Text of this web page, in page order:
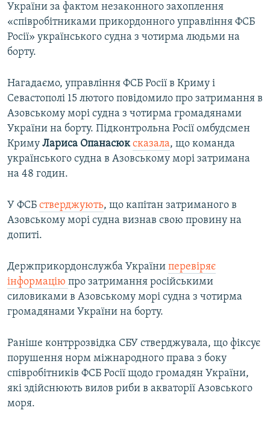
України за фактом незаконного захоплення
«співробітниками прикордонного управління ФСБ
Росії» українського судна з чотирма людьми на
борту.
Нагадаємо, управління ФСБ Росії в Криму і
Севастополі 15 лютого повідомило про затримання в
Азовському морі судна з чотирма громадянами
України на борту. Підконтрольна Росії омбудсмен
Криму Лариса Опанасюк сказала, що команда
українського судна в Азовському морі затримана
на 48 годин.
У ФСБ стверджують, що капітан затриманого в
Азовському морі судна визнав свою провину на
допиті.
Держприкордонслужба України перевіряє
інформацію про затримання російськими
силовиками в Азовському морі судна з чотирма
громадянами України на борту.
Раніше контррозвідка СБУ стверджувала, що фіксує
порушення норм міжнародного права з боку
співробітників ФСБ Росії щодо громадян України,
які здійснюють вилов риби в акваторії Азовського
моря.